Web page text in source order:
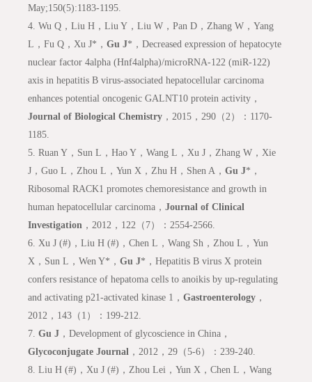
May;150(5):1183-1195.
4. Wu Q，Liu H，Liu Y，Liu W，Pan D，Zhang W，Yang
L，Fu Q，Xu J*， Gu J*，Decreased expression of hepatocyte
nuclear factor 4alpha (Hnf4alpha)/microRNA-122 (miR-122)
axis in hepatitis B virus-associated hepatocellular carcinoma
enhances potential oncogenic GALNT10 protein activity，
Journal of Biological Chemistry ，2015，290（2）：1170-
1185.
5. Ruan Y，Sun L，Hao Y，Wang L，Xu J，Zhang W，Xie
J，Guo L，Zhou L，Yun X，Zhu H，Shen A， Gu J*，
Ribosomal RACK1 promotes chemoresistance and growth in
human hepatocellular carcinoma， Journal of Clinical
Investigation ，2012，122（7）：2554-2566.
6. Xu J (#)，Liu H (#)，Chen L，Wang Sh，Zhou L，Yun
X，Sun L，Wen Y*， Gu J*，Hepatitis B virus X protein
confers resistance of hepatoma cells to anoikis by up-regulating
and activating p21-activated kinase 1， Gastroenterology ，
2012，143（1）：199-212.
7. Gu J ，Development of glycoscience in China，
Glycoconjugate Journal ，2012，29（5-6）：239-240.
8. Liu H (#)，Xu J (#)，Zhou Lei，Yun X，Chen L，Wang